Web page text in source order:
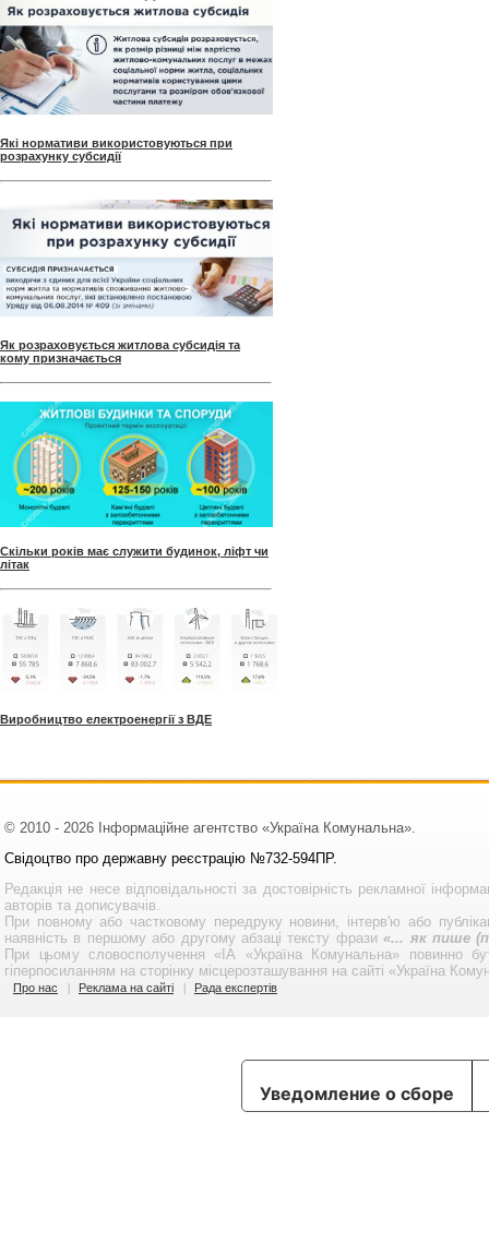
Які нормативи використовуються при
розрахунку субсидії
Як розраховується житлова субсидія та
кому призначається
Скільки років має служити будинок, ліфт чи
літак
Виробництво електроенергії з ВДЕ
© 2010 - 2026 Інформаційне агентство «Україна Комунальна».
Свідоцтво про державну реєстрацію №732-594ПР.
Редакція не несе відповідальності за достовірність рекламної
авторів та дописувачів.
При повному або частковому передруку новини, інтерв'ю або
наявність в першому або другому абзаці тексту фрази«... як пише
При цьому словосполучення «ІА «Україна Комунальна» повинно
гіперпосиланням на сторінку місцерозташування на сайті «Україна
Про нас Реклама на сайті Рада експертів
Уведомление о сборе